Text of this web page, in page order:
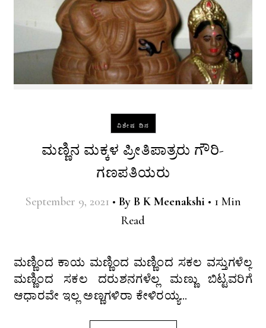
ವಿಶೇಷ ದಿನ
ಮಣ್ಣಿನ ಮಕ್ಕಳ ಪ್ರೀತಿಪಾತ್ರರು ಗೌರಿ-
ಗಣಪತಿಯರು
September 9, 2021 • By B K Meenakshi • 1 Min
Read
ಮಣ್ಣಿಂದ ಕಾಯ ಮಣ್ಣಿಂದ ಮಣ್ಣಿಂದ ಸಕಲ ವಸ್ತುಗಳೆಲ್ಲ
ಮಣ್ಣಿಂದ ಸಕಲ ದರುಶನಗಳೆಲ್ಲ ಮಣ್ಣು ಬಿಟ್ಟವರಿಗೆ
ಆಧಾರವೇ ಇಲ್ಲ ಅಣ್ಣಗಳಿರಾ ಕೇಳಿರಯ್ಯ…